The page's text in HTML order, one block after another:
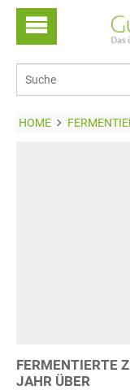
HOME
FERMENTIERTE
JAHR ÜBER